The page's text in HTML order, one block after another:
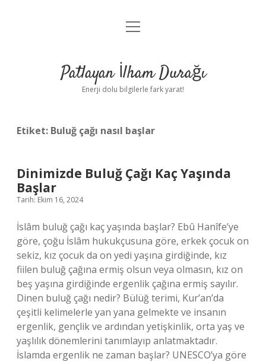
Anasayfa
Yasal Uyarı
menüyü
Patlayan İlham Durağı
Enerji dolu bilgilerle fark yarat!
Etiket: Buluğ çağı nasıl başlar
Dinimizde Buluğ Çağı Kaç Yaşında
Başlar
Tarih: Ekim 16, 2024
İslâm buluğ çağı kaç yaşında başlar? Ebû Hanîfe’ye
göre, çoğu İslâm hukukçusuna göre, erkek çocuk on
sekiz, kız çocuk da on yedi yaşına girdiğinde, kız
fiilen buluğ çağına ermiş olsun veya olmasın, kız on
beş yaşına girdiğinde ergenlik çağına ermiş sayılır.
Dinen buluğ çağı nedir? Bülüğ terimi, Kur’an’da
çeşitli kelimelerle yan yana gelmekte ve insanın
ergenlik, gençlik ve ardından yetişkinlik, orta yaş ve
yaşlılık dönemlerini tanımlayıp anlatmaktadır.
İslamda ergenlik ne zaman başlar? UNESCO’ya göre